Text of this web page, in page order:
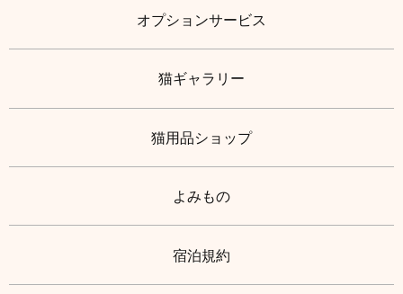
オプションサービス
猫ギャラリー
猫用品ショップ
よみもの
宿泊規約